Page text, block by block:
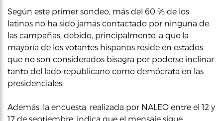
Según este primer sondeo, más del 60 % de los
latinos no ha sido jamás contactado por ninguna de
las campañas, debido, principalmente, a que la
mayoría de los votantes hispanos reside en estados
que no son considerados bisagra por poderse inclinar
tanto del lado republicano como demócrata en las
presidenciales.
Además, la encuesta, realizada por NALEO entre el 12 y
17 de septiembre, indica que el mensaje sigue